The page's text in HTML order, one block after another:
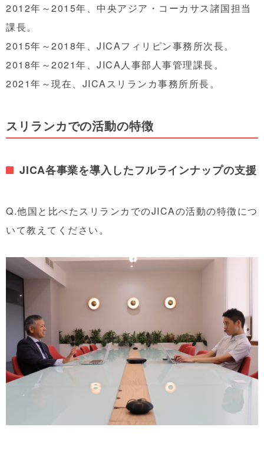
2012年～2015年、中央アジア・コーカサス諸国担当
課長。
2015年～2018年、JICAフィリピン事務所次長。
2018年～2021年、JICA人事部人事管理課長。
2021年～現在、JICAスリランカ事務所所長。
スリランカでの活動の特徴
JICA各事業を導入したフルラインナップの支援
Q.他国と比べたスリランカでのJICAの活動の特徴につ
いて教えてください。